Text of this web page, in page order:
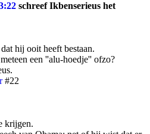
schreef Ikbenserieus het
hij ooit heeft bestaan.
een ''alu-hoedje'' ofzo?
#22
krijgen.